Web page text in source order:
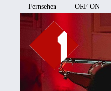
Fernsehen ORF ON